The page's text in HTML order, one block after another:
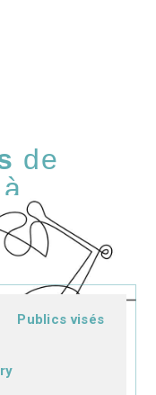
de
Publics visés